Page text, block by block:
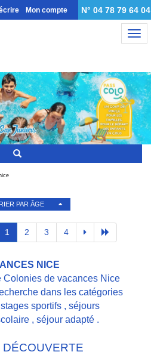
Mon compte N° 04 78 79 64 04
PAR ÂGE
1 2 3 4
NICE
Colonies de vacances Nice
dans les catégories
stages sportifs , séjours
, séjour adapté .